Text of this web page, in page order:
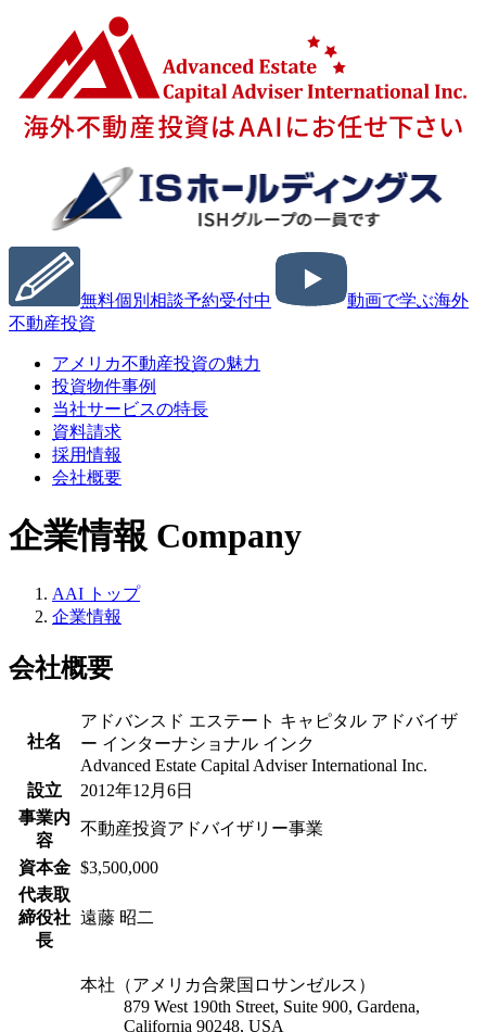
無料個別相談予約受付中
動画で学ぶ海外
不動産投資
アメリカ不動産投資の魅力
投資物件事例
当社サービスの特長
資料請求
採用情報
会社概要
企業情報 Company
AAI トップ
企業情報
会社概要
社名
アドバンスド エステート キャピタル アドバイザ
ー インターナショナル インク
Advanced Estate Capital Adviser International Inc.
設立
2012年12月6日
事業内
容
不動産投資アドバイザリー事業
資本金 $3,500,000
代表取
締役社
長
遠藤 昭二
本社（アメリカ合衆国ロサンゼルス）
879 West 190th Street, Suite 900, Gardena,
California 90248, USA